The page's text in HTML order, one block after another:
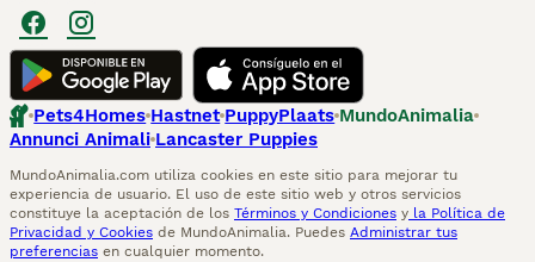
Pets4Homes Hastnet PuppyPlaats MundoAnimalia
Annunci Animali Lancaster Puppies
MundoAnimalia.com utiliza cookies en este sitio para mejorar tu
experiencia de usuario. El uso de este sitio web y otros servicios
constituye la aceptación de los Términos y Condiciones y la Política de
Privacidad y Cookies de MundoAnimalia. Puedes Administrar tus
preferencias en cualquier momento.